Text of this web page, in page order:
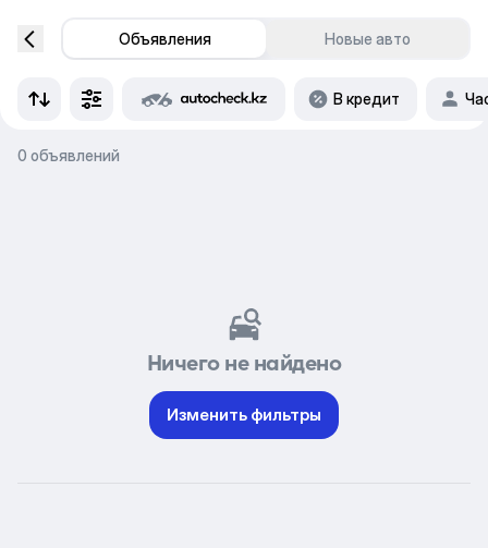
Объявления Новые авто
В кредит
0 объявлений
Ничего не найдено
Изменить фильтры